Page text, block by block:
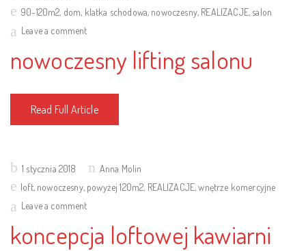
90-120m2, dom, klatka schodowa, nowoczesny, REALIZACJE, salon
Leave a comment
nowoczesny lifting salonu
Read Full Article
Posted1 stycznia 2018
Anna Molin
loft, nowoczesny, powyżej 120m2, REALIZACJE,wnętrze komercyjne
Leave a comment
koncepcja loftowej kawiarni